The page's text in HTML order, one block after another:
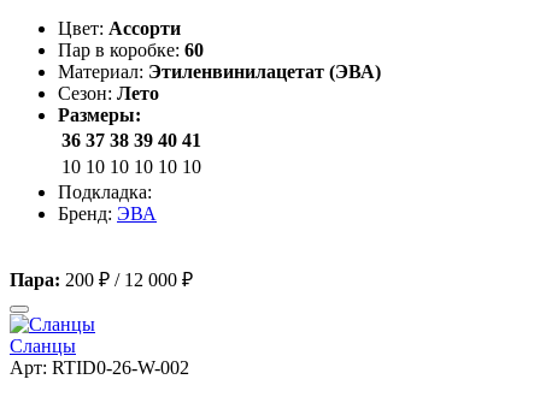
Цвет: Ассорти
Пар в коробке: 60
Материал: Этиленвинилацетат (ЭВА)
Сезон: Лето
Размеры:
36 37 38 39 40 41
10 10 10 10 10 10
Подкладка:
Бренд: ЭВА
Пара: 200 ₽ / 12 000 ₽
Сланцы
Арт: RTID0-26-W-002